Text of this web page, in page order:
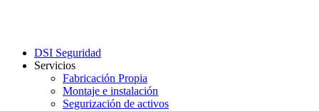
DSI Seguridad
Servicios
Fabricación Propia
Montaje e instalación
Segurización de activos